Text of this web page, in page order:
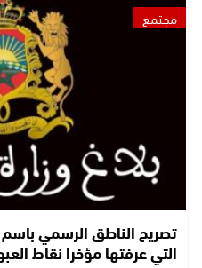
مجتمع
تصريح الناطق الرسمي باسم
التي عرفتها مؤخرا نقاط